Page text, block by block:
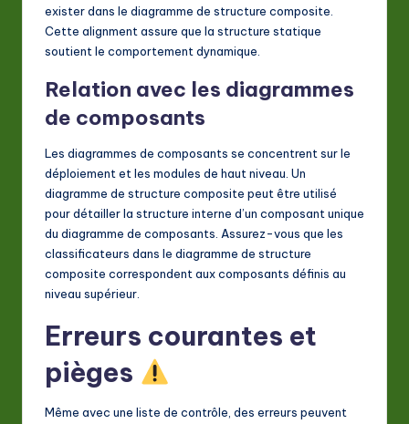
exister dans le diagramme de structure composite.
Cette alignment assure que la structure statique
soutient le comportement dynamique.
Relation avec les diagrammes
de composants
Les diagrammes de composants se concentrent sur le
déploiement et les modules de haut niveau. Un
diagramme de structure composite peut être utilisé
pour détailler la structure interne d’un composant unique
du diagramme de composants. Assurez-vous que les
classificateurs dans le diagramme de structure
composite correspondent aux composants définis au
niveau supérieur.
Erreurs courantes et
pièges
Même avec une liste de contrôle, des erreurs peuvent